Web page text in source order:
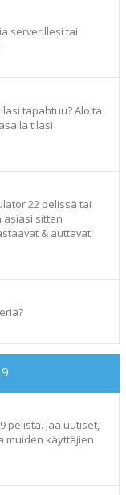
serverillesi tai
tapahtuu? Aloita
tilasi
22 pelissä tai
asiasi sitten
& auttavat
pelistä. Jaa uutiset,
muiden käyttäjien